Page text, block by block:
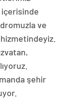
içerisinde
ve
hizmetindeyiz.
şehir